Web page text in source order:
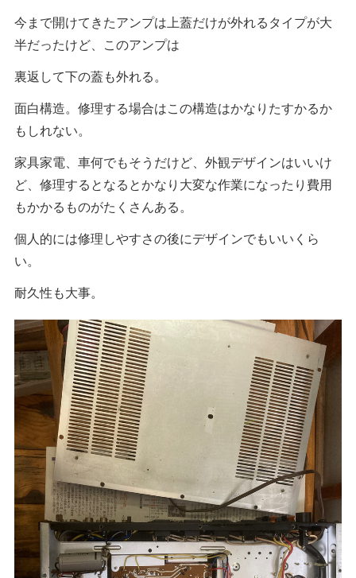
今まで開けてきたアンプは上蓋だけが外れるタイプが大
半だったけど、このアンプは
裏返して下の蓋も外れる。
面白構造。修理する場合はこの構造はかなりたすかるか
もしれない。
家具家電、車何でもそうだけど、外観デザインはいいけ
ど、修理するとなるとかなり大変な作業になったり費用
もかかるものがたくさんある。
個人的には修理しやすさの後にデザインでもいいくら
い。
耐久性も大事。